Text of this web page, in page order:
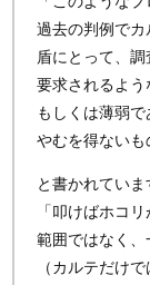
過去の判例で
盾にとって、
要求されるよ
もしくは薄弱
やむを得ないも
と書かれていま
「叩けばホコ
範囲ではなく、
（カルテだけ